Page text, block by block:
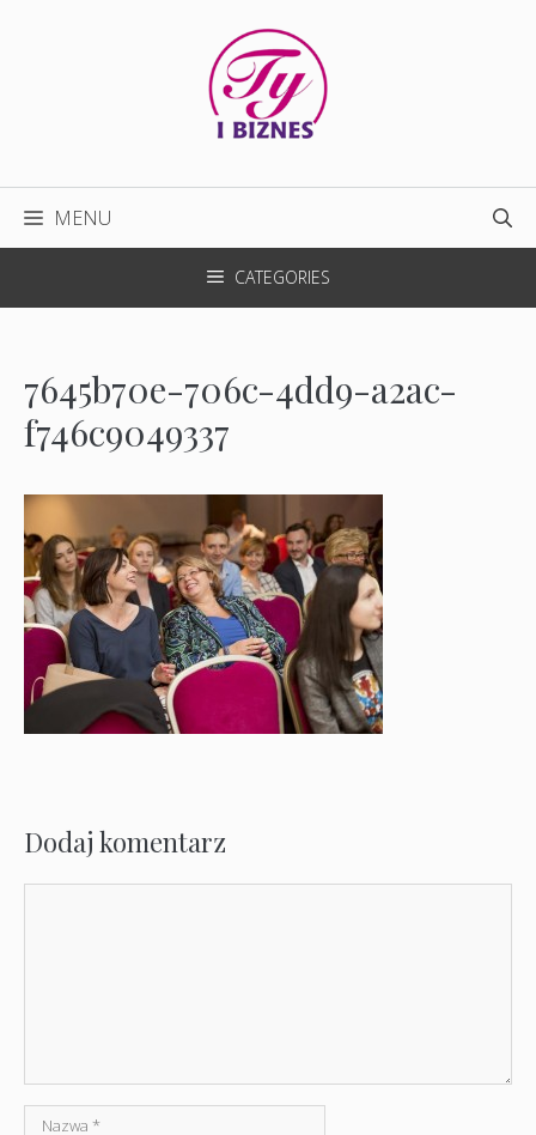
MENU
CATEGORIES
7645b70e-706c-4dd9-a2ac-
f746c9049337
Dodaj komentarz
Nazwa